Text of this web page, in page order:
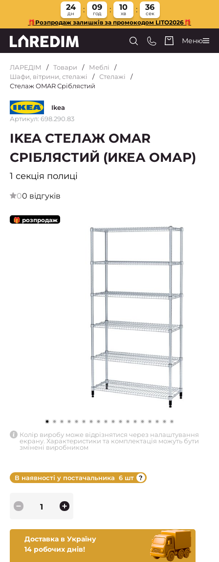
24
дн
09
год
10
хв
35
сек
🎁Розпродаж залишків за промокодом LITO2026🎁
Меню
ЛАРЕДІМ Товари
Меблі
Шафи, вітрини, стелажі
Стелажі
Стелаж OMAR Сріблястий
Ikea
Артикул: 698.290.83
IKEA СТЕЛАЖ OMAR
СРІБЛЯСТИЙ (ИКЕА ОМАР)
1 секція полиці
00 відгуків
🎁 розпродаж
Колір виробу може відрізнятися через налаштування
екрану. Характеристики та комплектація можуть бути
змінені виробником
В наявності у постачальника 6 шт
Доставка в Україну
14 робочих днів!